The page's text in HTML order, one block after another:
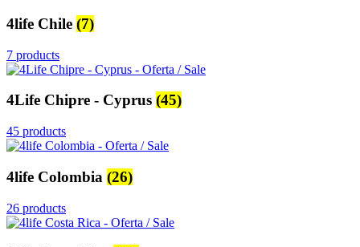
4life Chile (7)
7 products
4Life Chipre - Cyprus (45)
45 products
4life Colombia (26)
26 products